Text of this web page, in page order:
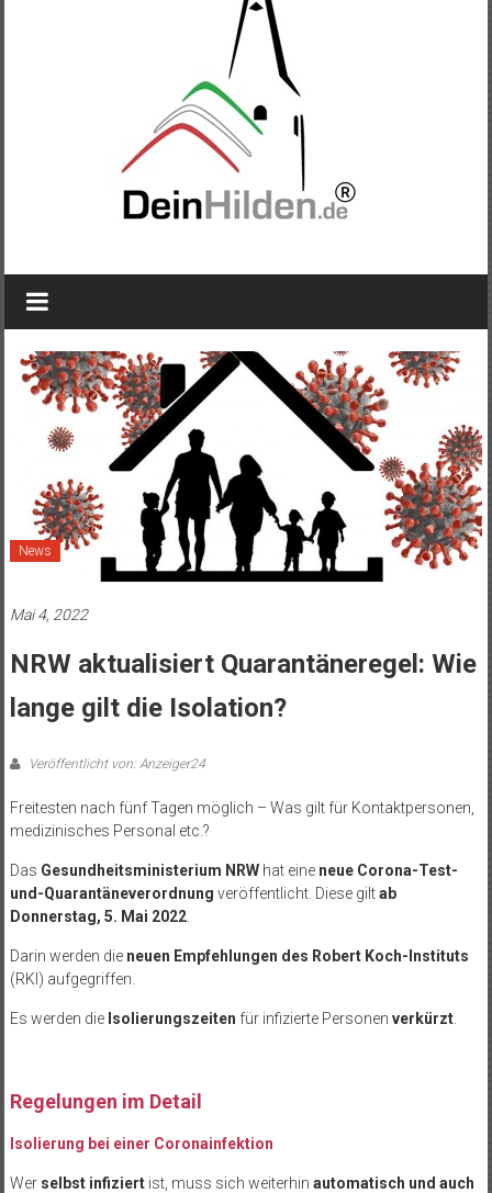
News
Mai 4, 2022
NRW aktualisiert Quarantäneregel: Wie
lange gilt die Isolation?
Veröffentlicht von: Anzeiger24
Freitesten nach fünf Tagen möglich – Was gilt für Kontaktpersonen,
medizinisches Personal etc.?
Das Gesundheitsministerium NRWhat eine neue Corona-Test-
und-Quarantäneverordnung veröffentlicht. Diese giltab
Donnerstag, 5. Mai 2022.
Darin werden die neuen Empfehlungen des Robert Koch-Instituts
(RKI) aufgegriffen.
Es werden die Isolierungszeiten für infizierte Personen verkürzt.
Regelungen im Detail
Isolierung bei einer Coronainfektion
Wer selbst infiziertist, muss sich weiterhin automatisch und auch